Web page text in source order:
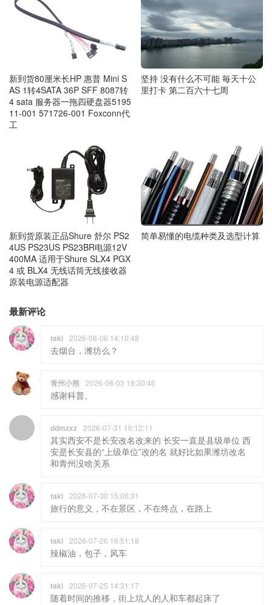
新到货80厘米长HP 惠普 Mini S
AS 1转4SATA 36P SFF 8087转
4 sata 服务器一拖四硬盘器5195
11-001 571726-001 Foxconn代
工
坚持 没有什么不可能 毎天十公
里打卡 第二百六十七周
新到货原装正品Shure 舒尔 PS2
4US PS23US PS23BR电源12V
400MA 适用于Shure SLX4 PGX
4 或 BLX4 无线话筒无线接收器
原装电源适配器
简单易懂的电缆种类及选型计算
最新评论
taki 2026-08-06 14:10:48
去烟台，潍坊么？
青州小熊 2026-08-03 18:30:46
感谢科普。
ddmzxz 2026-07-31 16:12:11
其实西安不是长安改名改来的 长安一直是县级单位 西
安是长安县的“上级单位”改的名 就好比如果潍坊改名
和青州没啥关系
taki 2026-07-30 15:06:31
旅行的意义，不在景区，不在终点，在路上
taki 2026-07-26 16:51:18
辣椒油，包子，风车
taki 2026-07-25 14:31:17
随着时间的推移，街上坑人的人和车都起床了